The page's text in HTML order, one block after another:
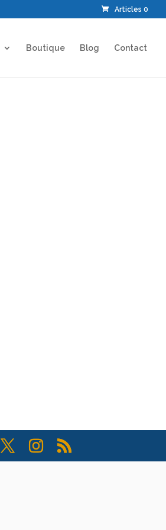
Articles 0
Boutique Blog Contact